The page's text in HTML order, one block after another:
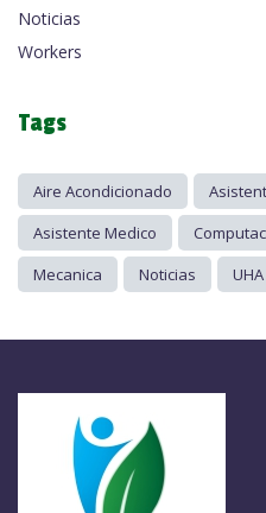
Noticias
Workers
Tags
Aire Acondicionado
Asistente Medico
Mecanica
Noticias